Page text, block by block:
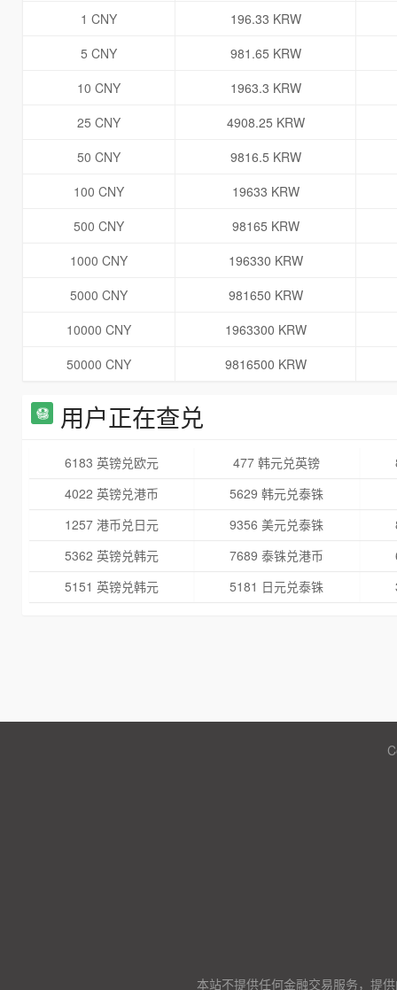
1 CNY
196.33 KRW
5 CNY
981.65 KRW
10 CNY
1963.3 KRW
25 CNY
4908.25 KRW
50 CNY
9816.5 KRW
100 CNY
19633 KRW
500 CNY
98165 KRW
1000 CNY
196330 KRW
5000 CNY
981650 KRW
10000 CNY
1963300 KRW
50000 CNY
9816500 KRW
用户正在查兑
6183 英镑兑欧元 477 韩元兑英镑
4022 英镑兑港币
5629 韩元兑泰铢
1257 港币兑日元
9356 美元兑泰铢
5362 英镑兑韩元
7689 泰铢兑港币
5151 英镑兑韩元
5181 日元兑泰铢
本站不提供任何金融交易服务，提